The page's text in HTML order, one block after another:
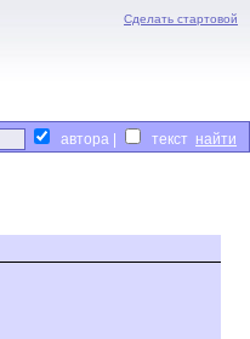
Сделать стартовой
автора | текст